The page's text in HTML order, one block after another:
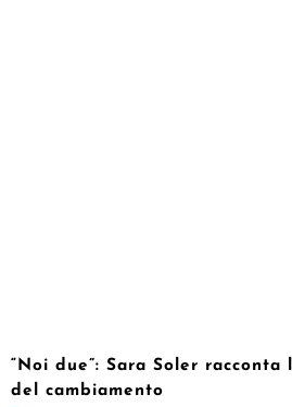
“Noi due”: Sara Soler racconta
del cambiamento